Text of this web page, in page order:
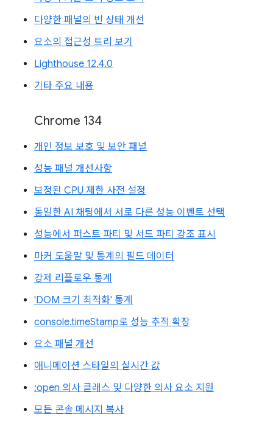
다양한 패널의 빈 상태 개선
요소의 접근성 트리 보기
Lighthouse 12.4.0
기타 주요 내용
Chrome 134
개인 정보 보호 및 보안 패널
성능 패널 개선사항
보정된 CPU 제한 사전 설정
동일한 AI 채팅에서 서로 다른 성능 이벤트 선택
성능에서 퍼스트 파티 및 서드 파티 강조 표시
마커 도움말 및 통계의 필드 데이터
강제 리플로우 통계
'DOM 크기 최적화' 통계
console.timeStamp로 성능 추적 확장
요소 패널 개선
애니메이션 스타일의 실시간 값
:open 의사 클래스 및 다양한 의사 요소 지원
모든 콘솔 메시지 복사